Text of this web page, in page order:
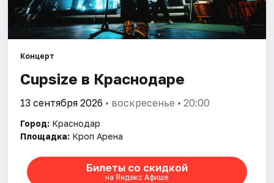
События
Площадки
Артисты
Рейтинги
Концерт
Cupsize в Краснодаре
13 сентября 2026 • воскресенье • 20:00
Город: Краснодар
Площадка: Кроп Арена
Билеты со скидкой
на Яндекс Афише